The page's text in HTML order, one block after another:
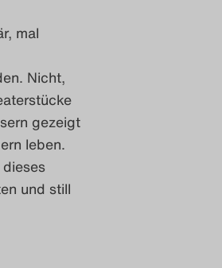
mal
Nicht,
gezeigt
leben.
und still